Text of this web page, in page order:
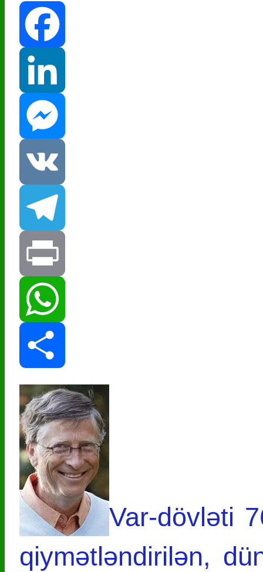
Facebook
LinkedIn
Messenger
VK
Telegram
Print
WhatsApp
Share
Var-dövləti
qiymətləndirilən,